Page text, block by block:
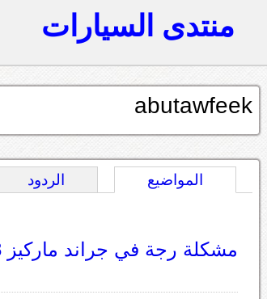
منتدى السيارات
abutawfeek
المواضيع الردود
مشكلة رجة في جراند ماركيز 2008